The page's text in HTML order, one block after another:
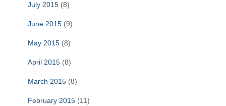
July 2015 (8)
June 2015 (9)
May 2015 (8)
April 2015 (8)
March 2015 (8)
February 2015 (11)